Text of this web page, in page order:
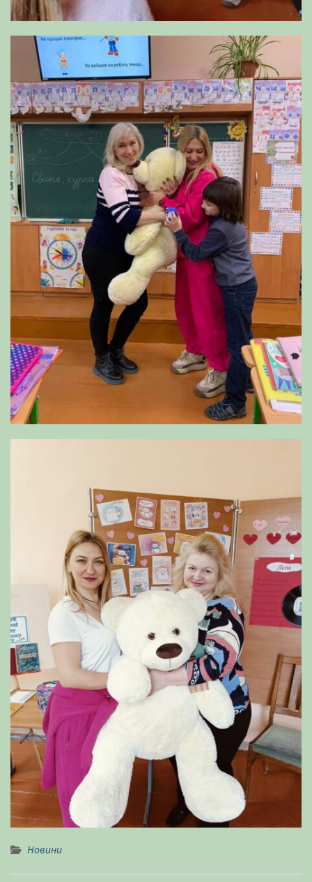
Новини